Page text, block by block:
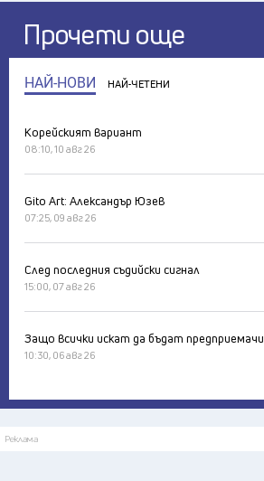
Прочети още
НАЙ-НОВИ НАЙ-ЧЕТЕНИ
Корейският вариант
08:10, 10 авг 26
Gito Art: Александър Юзев
07:25, 09 авг 26
След последния съдийски сигнал
15:00, 07 авг 26
Защо всички искат да бъдат предприемачи
10:30, 06 авг 26
Реклама